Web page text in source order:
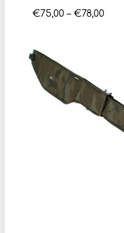
€75,00 – €78,00Price